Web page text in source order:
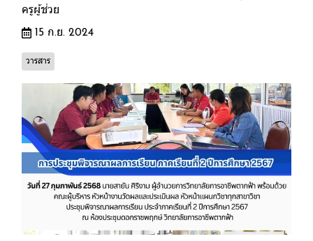
ครูผู้ช่วย
15 ก.ย. 2024
วารสาร